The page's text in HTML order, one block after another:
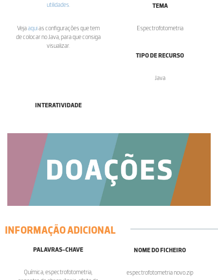
utilidades
Vejaaquias configurações que tem
de colocar no Java, para que consiga
visualizar.
TEMA
Espectrofotometria
TIPO DE RECURSO
Java
INTERATIVIDADE
INFORMAÇÃO ADICIONAL
PALAVRAS-CHAVE
Química, espectrofotometria,
NOME DO FICHEIRO
espectrofotometria novo.zip